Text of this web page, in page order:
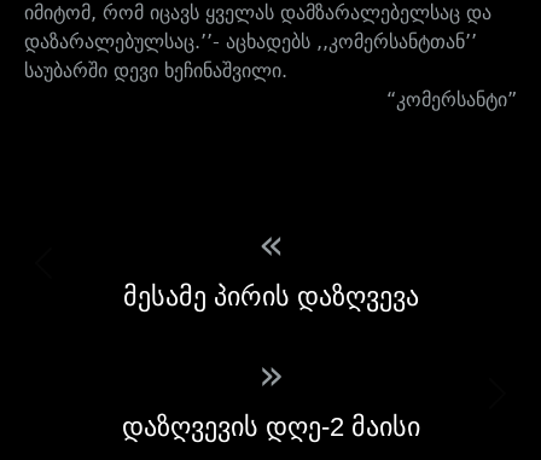
იმიტომ, რომ იცავს ყველას დამზარალებელსაც და
დაზარალებულსაც.’’- აცხადებს ,,კომერსანტთან’’
საუბარში დევი ხეჩინაშვილი.
“კომერსანტი”
«
მესამე პირის დაზღვევა
»
დაზღვევის დღე-2 მაისი